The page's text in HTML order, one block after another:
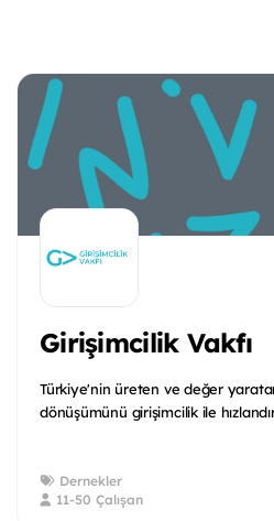
Girişimcilik Vakfı
Türkiye'nin üreten ve değer
dönüşümünü girişimcilik ile
Dernekler
11-50 Çalışan